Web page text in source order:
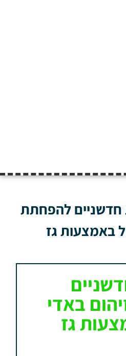
חדשניים להפחתת
באמצעות גז
באדי
גז